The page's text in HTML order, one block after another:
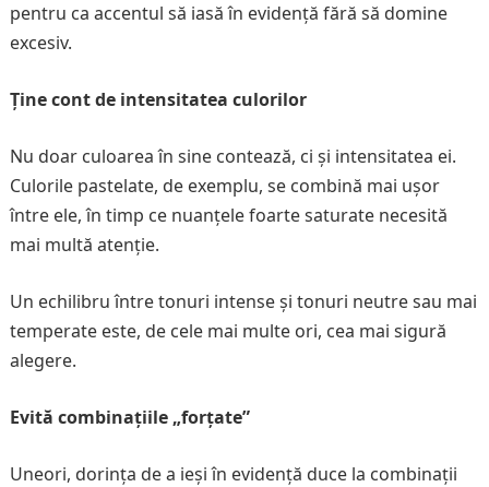
pentru ca accentul să iasă în evidență fără să domine
excesiv.
Ține cont de intensitatea culorilor
Nu doar culoarea în sine contează, ci și intensitatea ei.
Culorile pastelate, de exemplu, se combină mai ușor
între ele, în timp ce nuanțele foarte saturate necesită
mai multă atenție.
Un echilibru între tonuri intense și tonuri neutre sau mai
temperate este, de cele mai multe ori, cea mai sigură
alegere.
Evită combinațiile „forțate”
Uneori, dorința de a ieși în evidență duce la combinații